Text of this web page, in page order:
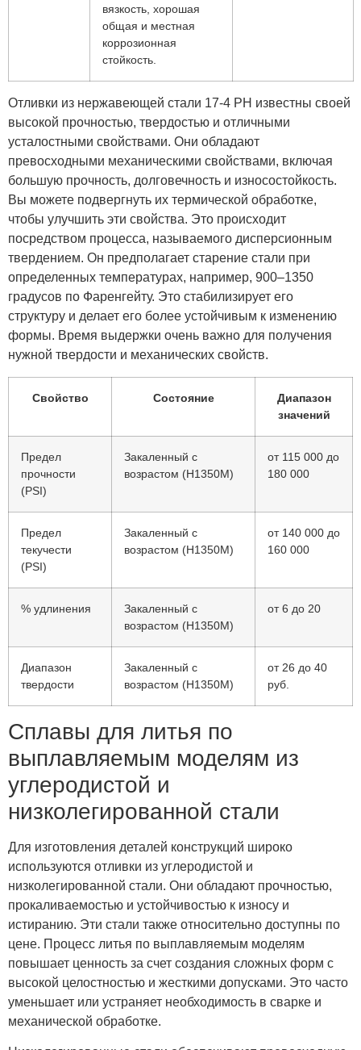
вязкость, хорошая
общая и местная
коррозионная
стойкость.
Отливки из нержавеющей стали 17-4 PH известны своей
высокой прочностью, твердостью и отличными
усталостными свойствами. Они обладают
превосходными механическими свойствами, включая
большую прочность, долговечность и износостойкость.
Вы можете подвергнуть их термической обработке,
чтобы улучшить эти свойства. Это происходит
посредством процесса, называемого дисперсионным
твердением. Он предполагает старение стали при
определенных температурах, например, 900–1350
градусов по Фаренгейту. Это стабилизирует его
структуру и делает его более устойчивым к изменению
формы. Время выдержки очень важно для получения
нужной твердости и механических свойств.
Свойство Состояние
Диапазон
значений
Предел
прочности
(PSI)
Закаленный с
возрастом (H1350M)
от 115 000 до
180 000
Предел
текучести
(PSI)
Закаленный с
возрастом (H1350M)
от 140 000 до
160 000
% удлинения
Закаленный с
возрастом (H1350M)
от 6 до 20
Диапазон
твердости
Закаленный с
возрастом (H1350M)
от 26 до 40
руб.
Сплавы для литья по
выплавляемым моделям из
углеродистой и
низколегированной стали
Для изготовления деталей конструкций широко
используются отливки из углеродистой и
низколегированной стали. Они обладают прочностью,
прокаливаемостью и устойчивостью к износу и
истиранию. Эти стали также относительно доступны по
цене. Процесс литья по выплавляемым моделям
повышает ценность за счет создания сложных форм с
высокой целостностью и жесткими допусками. Это часто
уменьшает или устраняет необходимость в сварке и
механической обработке.